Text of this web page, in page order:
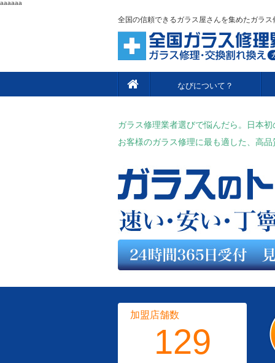
aaaaaa
全国の信頼できるガラス屋さんを集めたガラ
なびについて？
ガラス修理業者選びで悩んだら。日本
お客様のガラス修理に最も適した、高
加盟店舗数
129